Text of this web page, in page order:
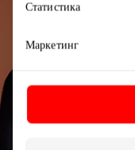
Статистика
Маркетинг
мероприятиях